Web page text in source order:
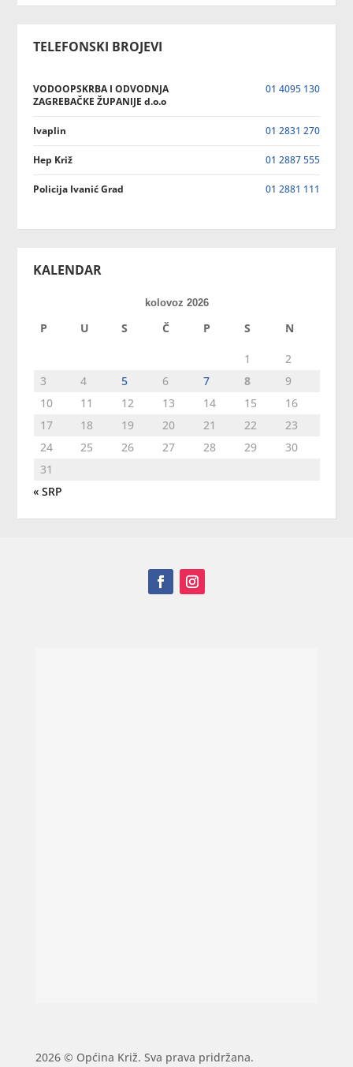
TELEFONSKI BROJEVI
VODOOPSKRBA I ODVODNJA
ZAGREBAČKE ŽUPANIJE d.o.o
01 4095 130
Ivaplin 01 2831 270
Hep Križ 01 2887 555
Policija Ivanić Grad 01 2881 111
KALENDAR
kolovoz 2026
P U S Č P S N
1
2
3
4 5 6 7 8
9
10
11 12 13 14 15
16
17
18 19 20 21 22
23
24
25 26 27 28 29
30
31
« SRP
2026 © Općina Križ. Sva prava pridržana.